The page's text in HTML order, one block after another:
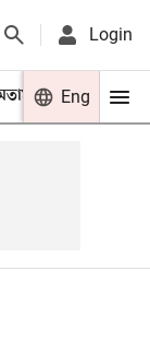
Login
খেলা
Eng